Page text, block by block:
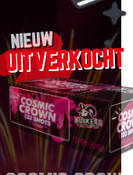
NIEUW